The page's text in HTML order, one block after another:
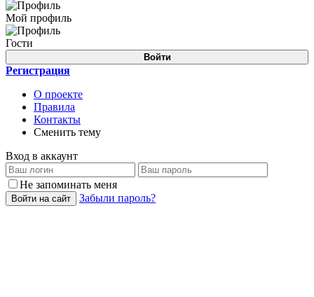
Мой профиль
Гости
Войти
Регистрация
О проекте
Правила
Контакты
Сменить тему
Вход в аккаунт
Не запоминать меня
Войти на сайт Забыли пароль?